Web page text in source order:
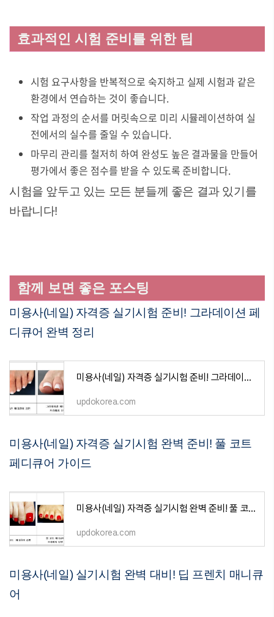
효과적인 시험 준비를 위한 팁
시험 요구사항을 반복적으로 숙지하고 실제 시험과 같은
환경에서 연습하는 것이 좋습니다.
작업 과정의 순서를 머릿속으로 미리 시뮬레이션하여 실
전에서의 실수를 줄일 수 있습니다.
마무리 관리를 철저히 하여 완성도 높은 결과물을 만들어
평가에서 좋은 점수를 받을 수 있도록 준비합니다.
시험을 앞두고 있는 모든 분들께 좋은 결과 있기를
바랍니다!
함께 보면 좋은 포스팅
미용사(네일) 자격증 실기시험 준비! 그라데이션 페
디큐어 완벽 정리
미용사(네일) 자격증 실기시험 준비! 그라데이션 페디큐어 완벽 정리
updokorea.com
미용사(네일) 자격증 실기시험 완벽 준비! 풀 코트
페디큐어 가이드
미용사(네일) 자격증 실기시험 완벽 준비! 풀 코트 페디큐어 가이드
updokorea.com
미용사(네일) 실기시험 완벽 대비! 딥 프렌치 매니큐
어